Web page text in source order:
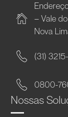
– Vale
Nova
(31)
0800-
Nossas